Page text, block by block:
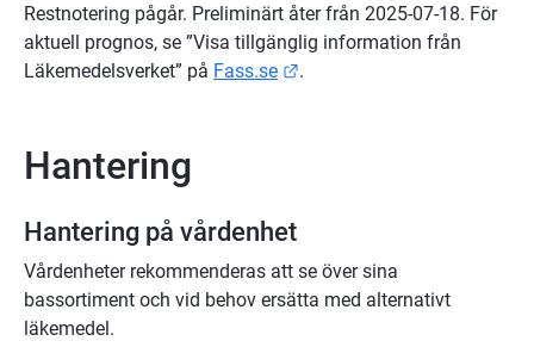
Restnotering pågår. Preliminärt åter från 2025-07-18. För
aktuell prognos, se ”Visa tillgänglig information från
Läkemedelsverket” på Fass.se Länk till annan webbplats.
.
Hantering
Hantering på vårdenhet
Vårdenheter rekommenderas att se över sina
bassortiment och vid behov ersätta med alternativt
läkemedel.